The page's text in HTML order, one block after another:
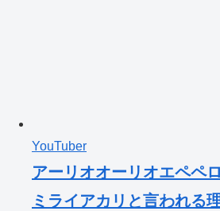
YouTuber
アーリオオーリオエペペ
ミライアカリと言われる